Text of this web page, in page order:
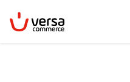
VersaCommerce